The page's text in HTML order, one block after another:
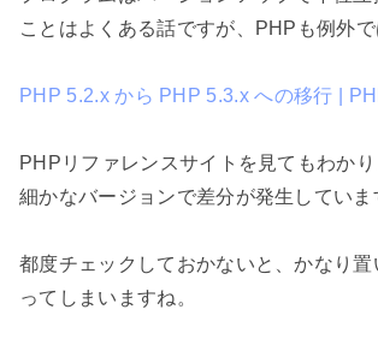
ことはよくある話ですが、PHPも例外で
PHP 5.2.x から PHP 5.3.x への移行 |
PHPリファレンスサイトを見てもわか
細かなバージョンで差分が発生していま
都度チェックしておかないと、かなり
ってしまいますね。